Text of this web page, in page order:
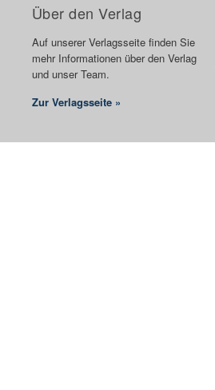
Über den Verlag
Auf unserer Verlagsseite finden Sie
mehr Informationen über den Verlag
und unser Team.
Zur Verlagsseite »